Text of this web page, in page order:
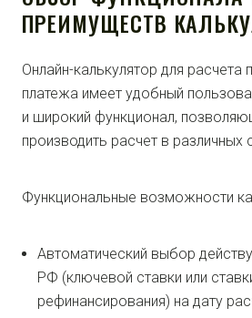
ПРЕИМУЩЕСТВ
Онлайн-калькулятор для расчета
платежа имеет удобный
и широкий функционал,
производить расчет в различных
Функциональные возможности
Автоматический выбор
РФ (ключевой ставки или
рефинансирования) на дату